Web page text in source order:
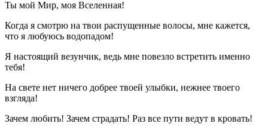
Ты мой Мир, моя Вселенная!
Когда я смотрю на твои распущенные волосы, мне кажется,
что я любуюсь водопадом!
Я настоящий везунчик, ведь мне повезло встретить именно
тебя!
На свете нет ничего добрее твоей улыбки, нежнее твоего
взгляда!
Зачем любить! Зачем страдать! Раз все пути ведут в кровать!